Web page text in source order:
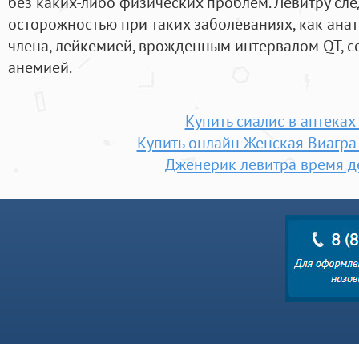
осторожностью при таких заболеваниях, как
члена, лейкемией, врожденным интервалом QT,
анемией.
Купить сиалис в
Купить онлайн Женская
Дженерик левитра время